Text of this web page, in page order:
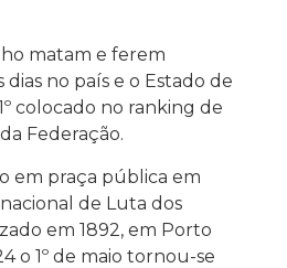
matam e ferem
no país e o Estado de
colocado no ranking de
Federação.
em praça pública em
de Luta dos
em 1892, em Porto
o 1º de maio tornou-se